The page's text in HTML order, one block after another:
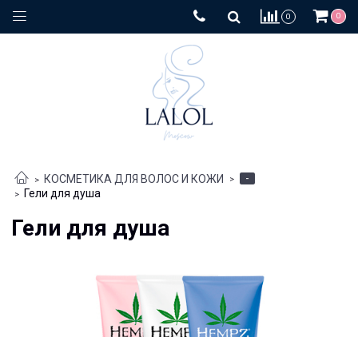
0 0
КОСМЕТИКА ДЛЯ ВОЛОС И КОЖИ
-
Гели для душа
Гели для душа